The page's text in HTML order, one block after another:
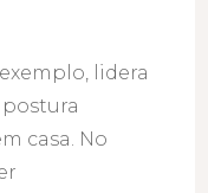
lidera
casa. No